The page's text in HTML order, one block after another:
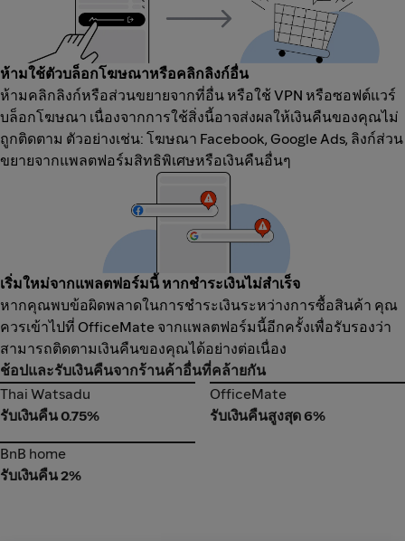
ห้ามใช้ตัวบล็อกโฆษณาหรือคลิกลิงก์อื่น
ห้ามคลิกลิงก์หรือส่วนขยายจากที่อื่น หรือใช้ VPN หรือซอฟต์แวร์
บล็อกโฆษณา เนื่องจากการใช้สิ่งนี้อาจส่งผลให้เงินคืนของคุณไม่
ถูกติดตาม ตัวอย่างเช่น: โฆษณา Facebook, Google Ads, ลิงก์ส่วน
ขยายจากแพลตฟอร์มสิทธิพิเศษหรือเงินคืนอื่นๆ
เริ่มใหม่จากแพลตฟอร์มนี้ หากชำระเงินไม่สำเร็จ
หากคุณพบข้อผิดพลาดในการชำระเงินระหว่างการซื้อสินค้า คุณ
ควรเข้าไปที่ OfficeMate จากแพลตฟอร์มนี้อีกครั้งเพื่อรับรองว่า
สามารถติดตามเงินคืนของคุณได้อย่างต่อเนื่อง
ช้อปและรับเงินคืนจากร้านค้าอื่นที่คล้ายกัน
Thai Watsadu
Thai Watsadu
รับเงินคืน 0.75%
OfficeMate
OfficeMate
รับเงินคืนสูงสุด 6%
BnB home
BnB home
รับเงินคืน 2%